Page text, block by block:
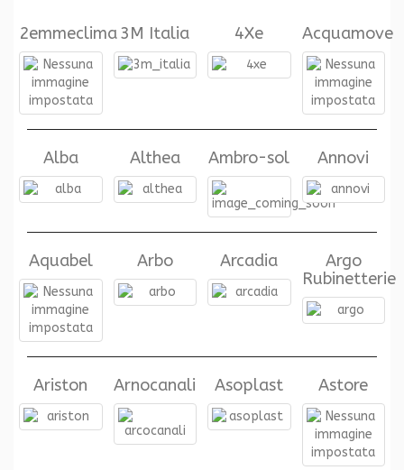
2emmeclima3M Italia 4Xe Acquamove
Alba Althea Ambro-sol Annovi
Aquabel Arbo Arcadia
Argo
Rubinetterie
Ariston Arnocanali Asoplast Astore